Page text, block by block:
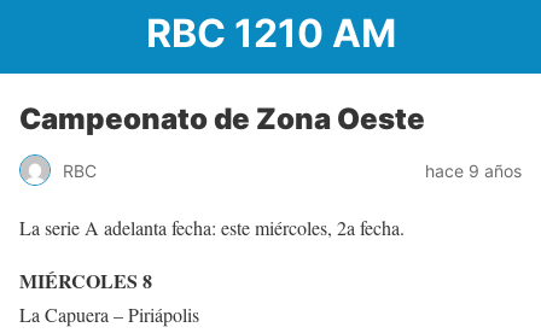
RBC 1210 AM
Campeonato de Zona Oeste
RBC hace 9 años
La serie A adelanta fecha: este miércoles, 2a fecha.
MIÉRCOLES 8
La Capuera – Piriápolis